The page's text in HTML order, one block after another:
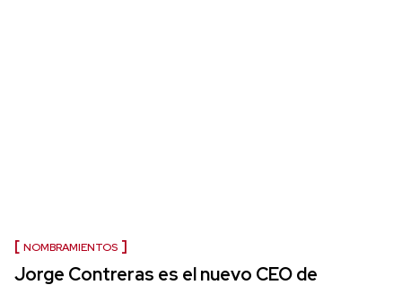
NOMBRAMIENTOS
Jorge Contreras es el nuevo CEO de